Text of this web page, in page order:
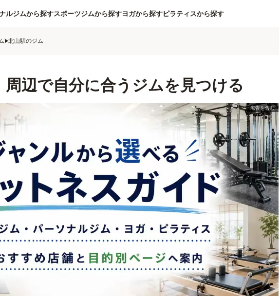
ルジムから探すスポーツジムから探すヨガから探すピラティスから探す
北山駅のジム
周辺で自分に合うジムを見つける